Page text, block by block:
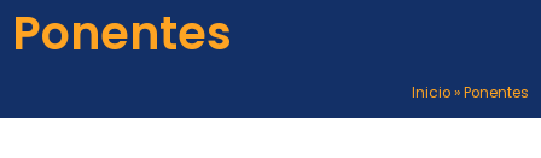
Ponentes
Inicio»Ponentes